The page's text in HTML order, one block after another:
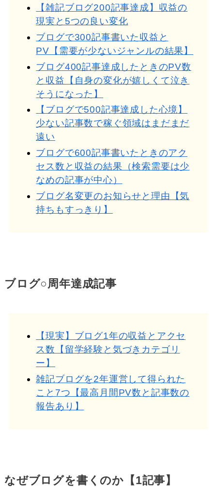
【雑記ブログ200記事達成】収益の
現実と5つの良い変化
ブログで300記事書いた収益と
PV【需要が少ないジャンルの結果】
ブログ400記事達成したときのPV数
と収益【自身の変化が嬉しくて泣き
そうになった】
【ブログで500記事達成した心境】
少ない記事数で稼ぐ領域はまだまだ
遠い
ブログで600記事書いたときのアク
セス数と収益の結果（検索需要は少
なめの記事が中心）
ブログ名変更のお知らせと理由【気
持ちもすっきり】
ブログ○周年達成記事
【現実】ブログ1年の収益とアクセ
ス数【留学経験と気づきカテゴリ
ー】
雑記ブログを2年運営して得られた
こと7つ【最高月間PV数と記事数の
報告あり】
なぜブログを書くのか【1記事】